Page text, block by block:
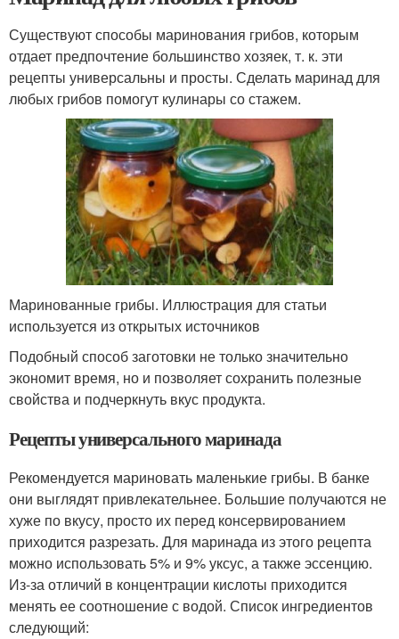
Существуют способы маринования грибов, которым
отдает предпочтение большинство хозяек, т. к. эти
рецепты универсальны и просты. Сделать маринад для
любых грибов помогут кулинары со стажем.
Маринованные грибы. Иллюстрация для статьи
используется из открытых источников
Подобный способ заготовки не только значительно
экономит время, но и позволяет сохранить полезные
свойства и подчеркнуть вкус продукта.
Рецепты универсального маринада
Рекомендуется мариновать маленькие грибы. В банке
они выглядят привлекательнее. Большие получаются не
хуже по вкусу, просто их перед консервированием
приходится разрезать. Для маринада из этого рецепта
можно использовать 5% и 9% уксус, а также эссенцию.
Из-за отличий в концентрации кислоты приходится
менять ее соотношение с водой. Список ингредиентов
следующий: